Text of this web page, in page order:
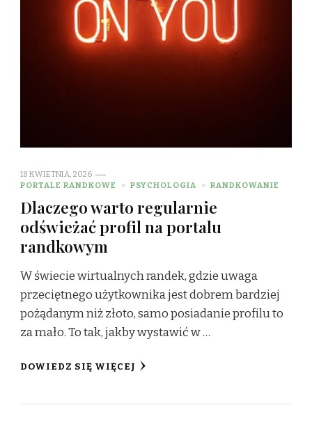
18 KWIETNIA, 2026
PORTALE RANDKOWE
PSYCHOLOGIA RANDKOWANIE
Dlaczego warto regularnie
odświeżać profil na portalu
randkowym
W świecie wirtualnych randek, gdzie uwaga
przeciętnego użytkownika jest dobrem bardziej
pożądanym niż złoto, samo posiadanie profilu to
za mało. To tak, jakby wystawić w …
DOWIEDZ SIĘ WIĘCEJ